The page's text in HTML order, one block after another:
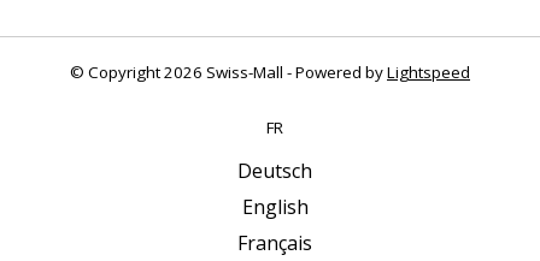
© Copyright 2026 Swiss-Mall - Powered byLightspeed
FR
Deutsch
English
Français